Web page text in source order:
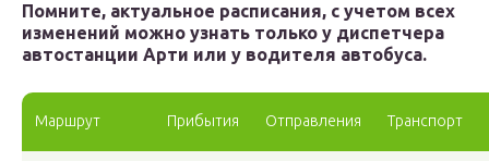
Помните, актуальное расписания, с учетом всех
изменений можно узнать только у диспетчера
автостанции Арти или у водителя автобуса.
Маршрут Прибытия Отправления Транспорт